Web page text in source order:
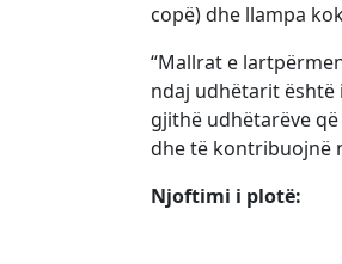
copë) dhe llampa
“Mallrat e
ndaj udhëtarit është
gjithë udhëtarëve
dhe të kontribuojnë
Njoftimi i plotë: